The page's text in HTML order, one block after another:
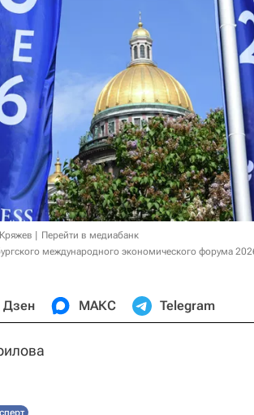
Перейти в медиабанк
международного экономического форума
Дзен МАКС Telegram